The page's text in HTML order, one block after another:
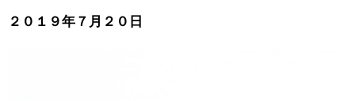
２０１９年７月２０日